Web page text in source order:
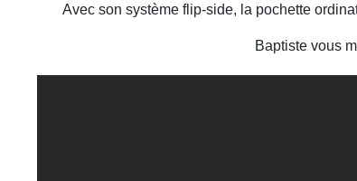
Avec son système flip-side, la pochette
Baptiste vous